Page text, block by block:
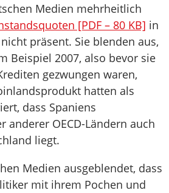
Medien mehrheitlich
[PDF – 80 KB] in
präsent. Sie blenden aus,
Beispiel 2007, also bevor sie
gezwungen waren,
hatten als
dass Spaniens
anderer OECD-Ländern auch
liegt.
Medien ausgeblendet, dass
mit ihrem Pochen und